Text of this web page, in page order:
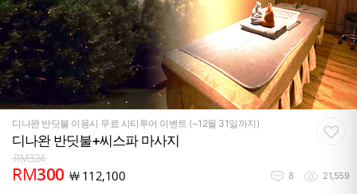
디나완 반딧불 이용시 무료 시티투어 이벤트 (~12월 31일까지)
디나완 반딧불+씨스파 마사지
RM324
RM300 ￦ 112,100 8 21,559